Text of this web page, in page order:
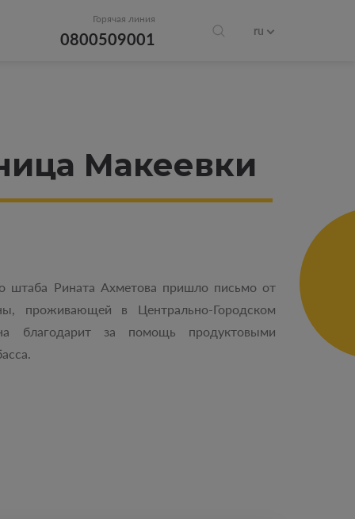
Горячая линия
0800509001 ru
Макеевки
штаба Рината Ахметова пришло письмо от
проживающей в Центрально-Городском
благодарит за помощь продуктовыми